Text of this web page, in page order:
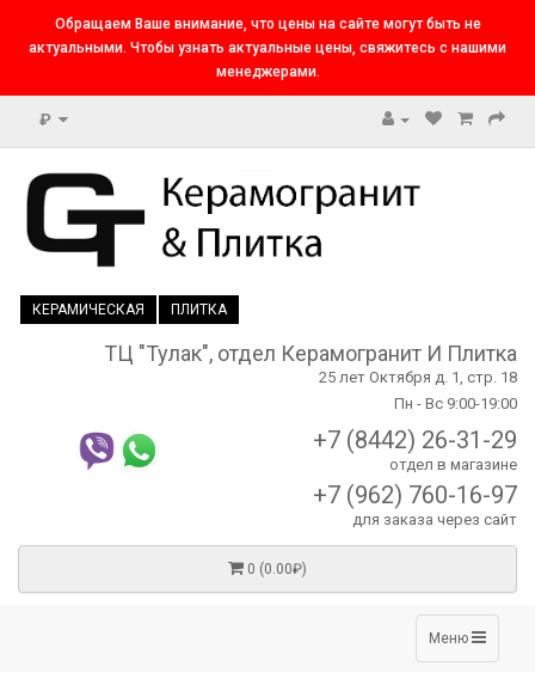
Обращаем Ваше внимание, что цены на сайте могут быть не
актуальными. Чтобы узнать актуальные цены, свяжитесь с нашими
менеджерами.
₽
КЕРАМИЧЕСКАЯ ПЛИТКА
ТЦ "Тулак", отдел Керамогранит И Плитка
25 лет Октября д. 1, стр. 18
Пн - Вс 9:00-19:00
+7 (8442) 26-31-29
отдел в магазине
+7 (962) 760-16-97
для заказа через сайт
0 (0.00₽)
Меню